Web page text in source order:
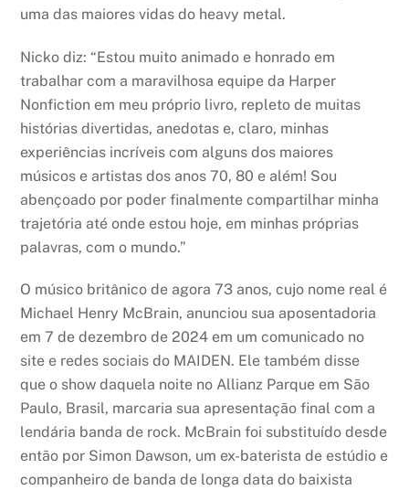
uma das maiores vidas do heavy metal.
Nicko diz: “Estou muito animado e honrado em
trabalhar com a maravilhosa equipe da Harper
Nonfiction em meu próprio livro, repleto de muitas
histórias divertidas, anedotas e, claro, minhas
experiências incríveis com alguns dos maiores
músicos e artistas dos anos 70, 80 e além! Sou
abençoado por poder finalmente compartilhar minha
trajetória até onde estou hoje, em minhas próprias
palavras, com o mundo.”
O músico britânico de agora 73 anos, cujo nome real é
Michael Henry McBrain, anunciou sua aposentadoria
em 7 de dezembro de 2024 em um comunicado no
site e redes sociais do MAIDEN. Ele também disse
que o show daquela noite no Allianz Parque em São
Paulo, Brasil, marcaria sua apresentação final com a
lendária banda de rock. McBrain foi substituído desde
então por Simon Dawson, um ex-baterista de estúdio e
companheiro de banda de longa data do baixista